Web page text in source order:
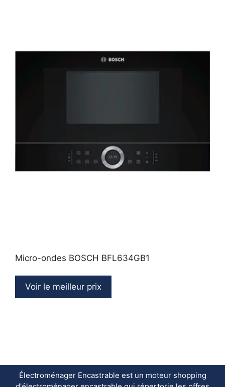
Micro-ondes BOSCH BFL634GB1
Voir le meilleur prix
Électroménager Encastrable est un moteur shopping